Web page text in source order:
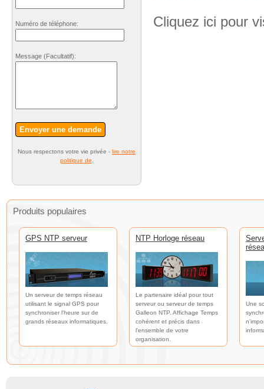
Cliquez ici pour
Numéro de téléphone:
Message (Facultatif):
Envoyer une demande
Nous respectons votre vie privée - lire notre
politique de.
Produits populaires
GPS NTP serveur
Un serveur de temps réseau
utilisant le signal GPS pour
synchroniser l'heure sur de
grands réseaux informatiques.
NTP Horloge réseau
Le partenaire idéal pour tout
serveur ou serveur de temps
Galleon NTP. Affichage Temps
cohérent et précis dans
l'ensemble de votre
organisation.
Une